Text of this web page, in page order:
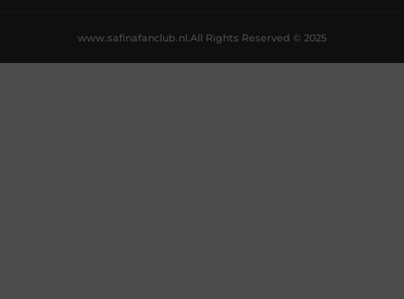
All Rights Reserved © 2025
www.safinafanclub.nl.